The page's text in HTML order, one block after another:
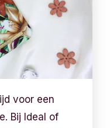
voor een
Bij Ideal of